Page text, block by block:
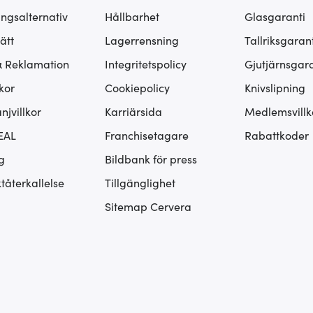
Reklamation
Hållbarhet
Lagerrensning
Integritetspolicy
Cookiepolicy
Karriärsida
Franchisetagare
Bildbank för press
Tillgänglighet
Sitemap Cervera
Glasgaranti
Knivslipning
Rabattkoder